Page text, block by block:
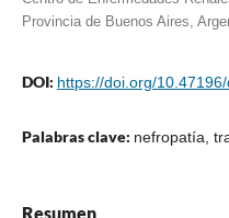
Provincia de Buenos Aires,
DOI: https://doi.org/
Palabras clave: nefropatía,
Resumen